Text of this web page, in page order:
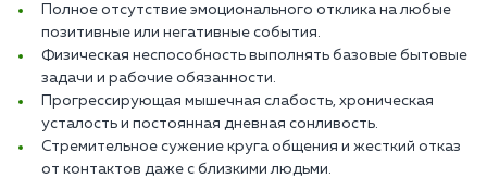
Полное отсутствие эмоционального отклика на любые
позитивные или негативные события.
Физическая неспособность выполнять базовые бытовые
задачи и рабочие обязанности.
Прогрессирующая мышечная слабость, хроническая
усталость и постоянная дневная сонливость.
Стремительное сужение круга общения и жесткий отказ
от контактов даже с близкими людьми.